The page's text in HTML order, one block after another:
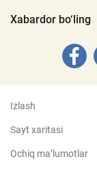
Xabardor bo‘ling
Izlash
Sayt xaritasi
Ochiq ma’lumotlar